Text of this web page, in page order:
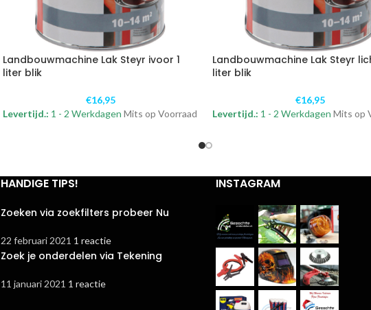
Landbouwmachine Lak Steyr ivoor 1
liter blik
€16,95
Levertijd.: 1 - 2 Werkdagen Mits op Voorraad
Landbouwmachine Lak Steyr
liter blik
€16,95
Levertijd.: 1 - 2 Werkdagen Mits op
HANDIGE TIPS!
Zoeken via zoekfilters probeer Nu
22 februari 2021 1 reactie
Zoek je onderdelen via Tekening
11 januari 2021 1 reactie
INSTAGRAM